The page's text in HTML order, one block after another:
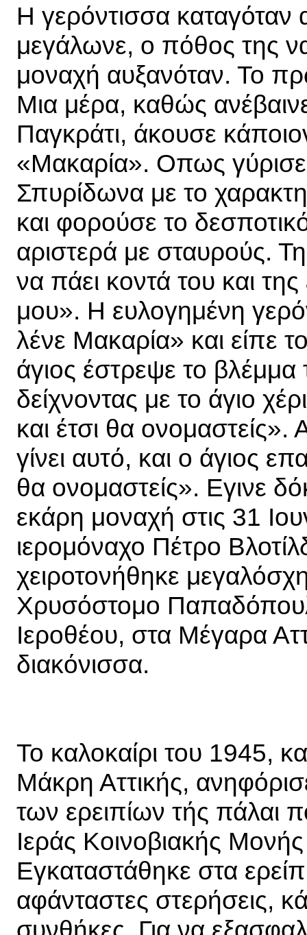
Η γερόντισσα καταγόταν
μεγάλωνε, ο πόθος της
μοναχή αυξανόταν. Το
Μια μέρα, καθώς
Παγκράτι, άκουσε
«Μακαρία». Οπως γύρισε
Σπυρίδωνα με το
και φορούσε το
αριστερά με σταυρούς.
να πάει κοντά του και
μου». Η ευλογημένη
λένε Μακαρία» και είπε
άγιος έστρεψε το
δείχνοντας με το άγιο
και έτσι θα
γίνει αυτό, και ο άγιος
θα ονομαστείς». Εγινε
εκάρη μοναχή στις 31
ιερομόναχο Πέτρο
χειροτονήθηκε
Χρυσόστομο
Ιεροθέου, στα Μέγαρα
διακόνισσα.
Το καλοκαίρι του 1945,
Μάκρη Αττικής,
των ερειπίων τής πάλαι
Ιεράς Κοινοβιακής
Εγκαταστάθηκε στα
αφάνταστες στερήσεις,